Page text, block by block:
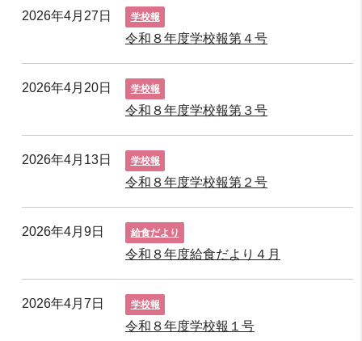
2026年4月27日 学校報
令和８年度学校報第４号
2026年4月20日 学校報
令和８年度学校報第３号
2026年4月13日 学校報
令和８年度学校報第２号
2026年4月9日 給食だより
令和８年度給食だより４月
2026年4月7日 学校報
令和８年度学校報１号